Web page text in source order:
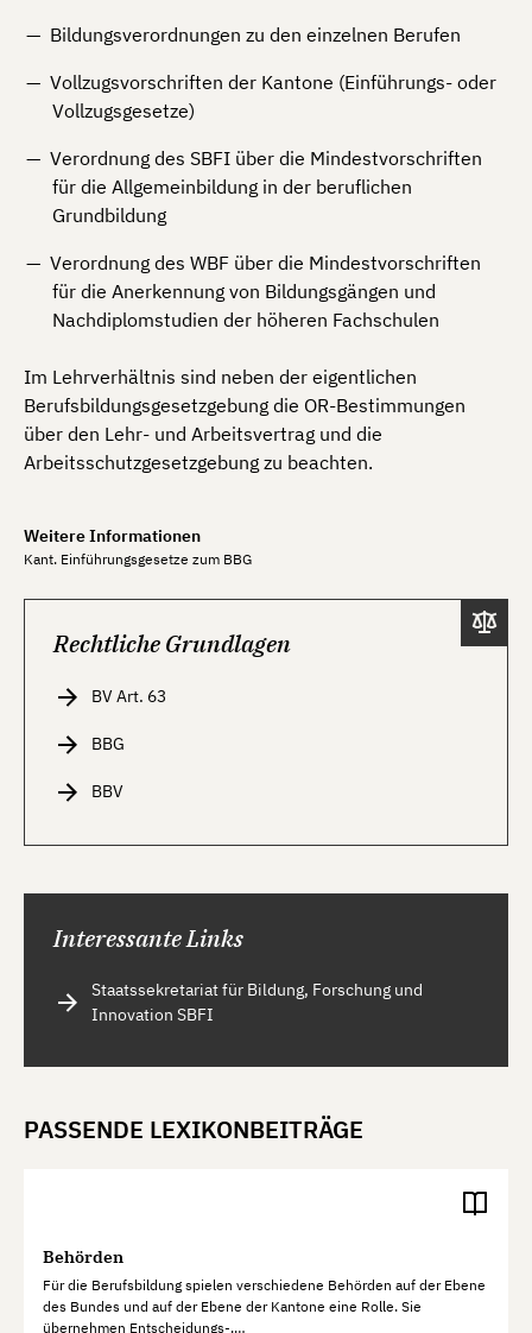
Bildungsverordnungen zu den einzelnen Berufen
Vollzugsvorschriften der Kantone (Einführungs- oder
Vollzugsgesetze)
Verordnung des SBFI über die Mindestvorschriften
für die Allgemeinbildung in der beruflichen
Grundbildung
Verordnung des WBF über die Mindestvorschriften
für die Anerkennung von Bildungsgängen und
Nachdiplomstudien der höheren Fachschulen
Im Lehrverhältnis sind neben der eigentlichen
Berufsbildungsgesetzgebung die OR-Bestimmungen
über den Lehr- und Arbeitsvertrag und die
Arbeitsschutzgesetzgebung zu beachten.
Weitere Informationen
Kant. Einführungsgesetze zum BBG
Rechtliche Grundlagen
BV Art. 63
BBG
BBV
Interessante Links
Staatssekretariat für Bildung, Forschung und
Innovation SBFI
PASSENDE LEXIKONBEITRÄGE
Behörden
Für die Berufsbildung spielen verschiedene Behörden auf der Ebene
des Bundes und auf der Ebene der Kantone eine Rolle. Sie
übernehmen Entscheidungs-,…